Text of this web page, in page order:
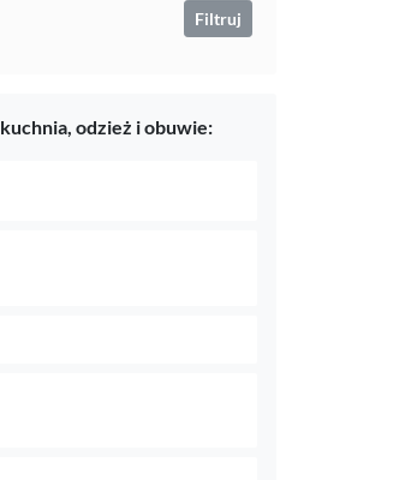
Filtruj
kuchnia, odzież i obuwie: